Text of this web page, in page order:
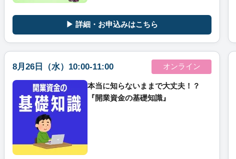
▶ 詳細・お申込みはこちら
8月26日（水）10:00-11:00 オンライン
本当に知らないままで大丈夫！？
『開業資金の基礎知識』